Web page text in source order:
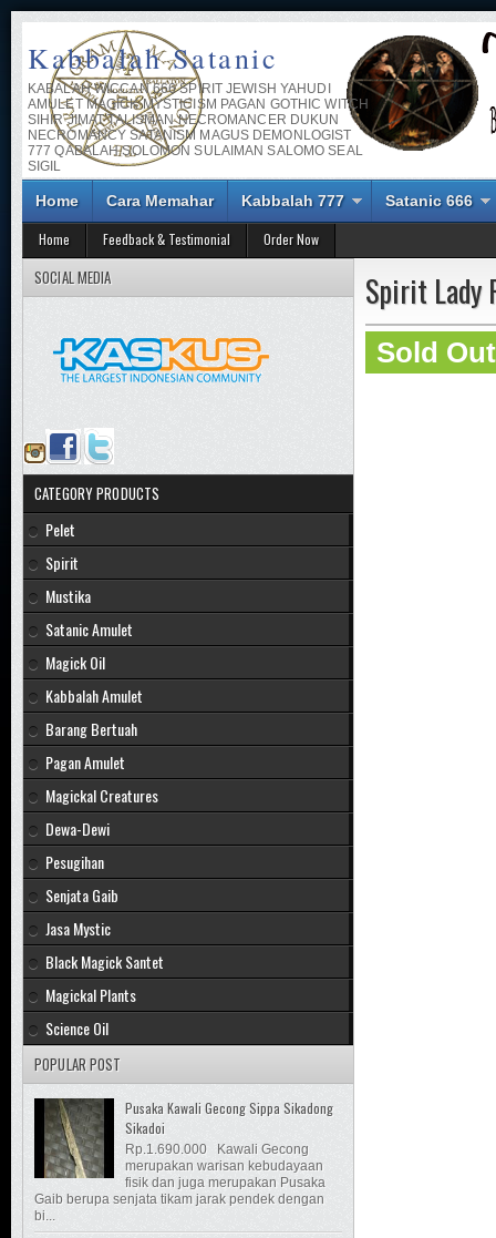
Kabbalah Satanic
KABALAH WICCAN 666 SPIRIT JEWISH YAHUDI
AMULET MAGICK MYSTICISM PAGAN GOTHIC WITCH
SIHIR JIMAT TALISMAN NECROMANCER DUKUN
NECROMANCY SATANISM MAGUS DEMONLOGIST
777 QABALAH SOLOMON SULAIMAN SALOMO SEAL
SIGIL
Home Cara Memahar Kabbalah 777 Satanic 666
Home Feedback & Testimonial Order Now
Spirit Lady
Sold
SOCIAL MEDIA
CATEGORY PRODUCTS
Pelet
Spirit
Mustika
Satanic Amulet
Magick Oil
Kabbalah Amulet
Barang Bertuah
Pagan Amulet
Magickal Creatures
Dewa-Dewi
Pesugihan
Senjata Gaib
Jasa Mystic
Black Magick Santet
Magickal Plants
Science Oil
POPULAR POST
Pusaka Kawali Gecong Sippa Sikadong
Sikadoi
Rp.1.690.000 Kawali Gecong
merupakan warisan kebudayaan
fisik dan juga merupakan Pusaka
Gaib berupa senjata tikam jarak pendek dengan
bi...